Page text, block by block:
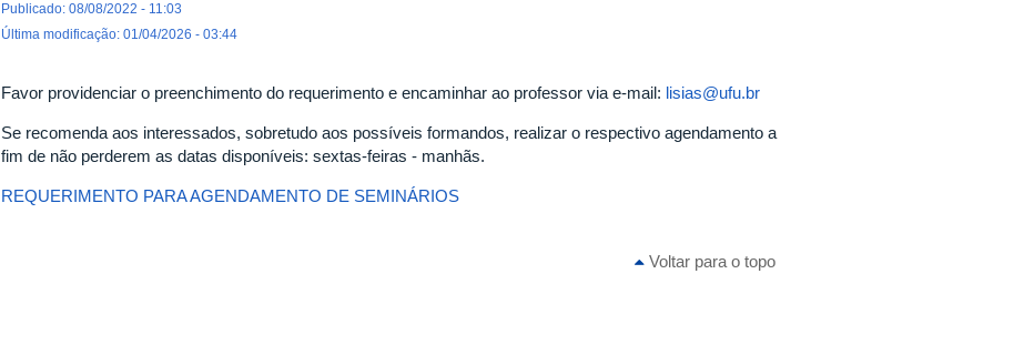
Publicado: 08/08/2022 - 11:03
Última modificação: 01/04/2026 - 03:44
Favor providenciar o preenchimento do requerimento e encaminhar ao professor via e-mail: lisias@ufu.br
Se recomenda aos interessados, sobretudo aos possíveis formandos, realizar o respectivo agendamento a
fim de não perderem as datas disponíveis: sextas-feiras - manhãs.
REQUERIMENTO PARA AGENDAMENTO DE SEMINÁRIOS
Voltar para o topo